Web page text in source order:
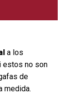
a los
estos no son
de
medida.